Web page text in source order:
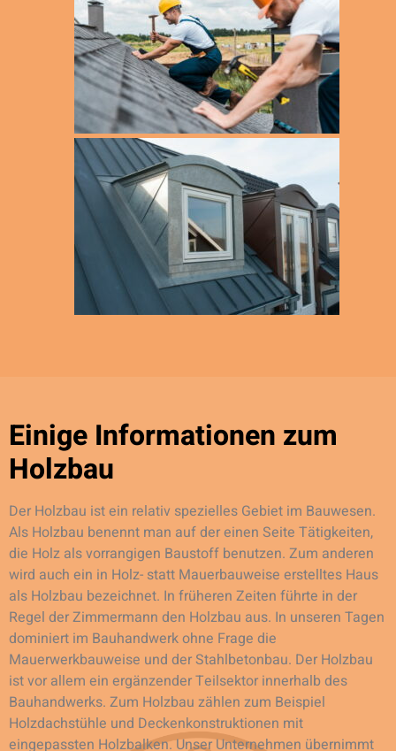
Einige Informationen zum
Holzbau
Der Holzbau ist ein relativ spezielles Gebiet im Bauwesen.
Als Holzbau benennt man auf der einen Seite Tätigkeiten,
die Holz als vorrangigen Baustoff benutzen. Zum anderen
wird auch ein in Holz- statt Mauerbauweise erstelltes Haus
als Holzbau bezeichnet. In früheren Zeiten führte in der
Regel der Zimmermann den Holzbau aus. In unseren Tagen
dominiert im Bauhandwerk ohne Frage die
Mauerwerkbauweise und der Stahlbetonbau. Der Holzbau
ist vor allem ein ergänzender Teilsektor innerhalb des
Bauhandwerks. Zum Holzbau zählen zum Beispiel
Holzdachstühle und Deckenkonstruktionen mit
eingepassten Holzbalken. Unser Unternehmen übernimmt